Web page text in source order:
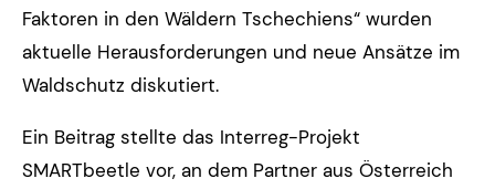
Faktoren in den Wäldern Tschechiens“ wurden
aktuelle Herausforderungen und neue Ansätze im
Waldschutz diskutiert.
Ein Beitrag stellte das Interreg-Projekt
SMARTbeetle vor, an dem Partner aus Österreich